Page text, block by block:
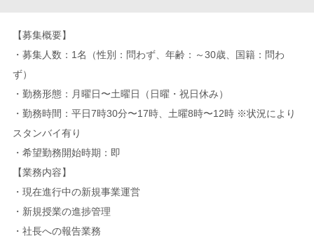
【募集概要】
・募集人数：1名（性別：問わず、年齢：～30歳、国籍：問わ
ず）
・勤務形態：月曜日〜土曜日（日曜・祝日休み）
・勤務時間：平日7時30分〜17時、土曜8時〜12時 ※状況により
スタンバイ有り
・希望勤務開始時期：即
【業務内容】
・現在進行中の新規事業運営
・新規授業の進捗管理
・社長への報告業務